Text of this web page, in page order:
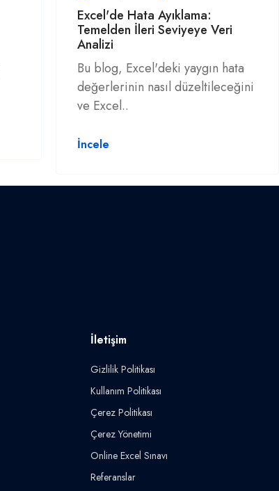
Excel'de Hata Ayıklama:
Temelden İleri Seviyeye Veri
Analizi
Bu blog, Excel'deki yaygın hata
değerlerinin nasıl düzeltileceğini
ve Excel..
İncele
İletişim
Gizlilik Politikası
Kullanım Politikası
Çerez Politikası
Çerez Yönetimi
Online Excel Sınavı
Referanslar